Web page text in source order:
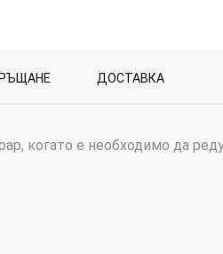
ДОСТАВКА
когато е необходимо да